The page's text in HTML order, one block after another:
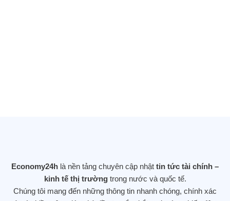
CÔNG NGHỆ
12/11/2025
Economy24h là nền tảng chuyên cập nhật tin tức tài chính –
kinh tế thị trườngtrong nước và quốc tế.
Chúng tôi mang đến những thông tin nhanh chóng, chính xác